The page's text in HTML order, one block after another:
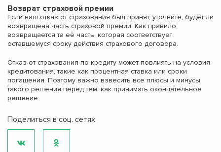
Возврат страховой премии
Если ваш отказ от страхования был принят, уточните, будет ли
возвращена часть страховой премии. Как правило,
возвращается та её часть, которая соответствует
оставшемуся сроку действия страхового договора.
Отказ от страхования по кредиту может повлиять на условия
кредитования, такие как процентная ставка или сроки
погашения. Поэтому важно взвесить все плюсы и минусы
такого решения перед тем, как принимать окончательное
решение.
Поделиться в соц. сетях